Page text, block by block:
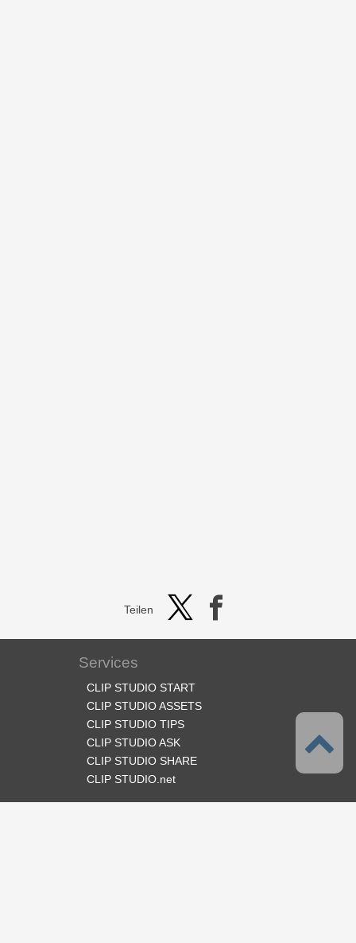
Teilen
Services
CLIP STUDIO START
CLIP STUDIO ASSETS
CLIP STUDIO TIPS
CLIP STUDIO ASK
CLIP STUDIO SHARE
CLIP STUDIO.net